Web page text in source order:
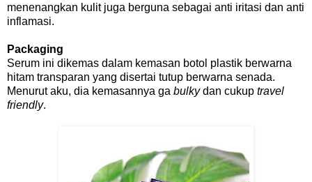
menenangkan kulit juga berguna sebagai anti iritasi dan anti
inflamasi.
Packaging
Serum ini dikemas dalam kemasan botol plastik berwarna
hitam transparan yang disertai tutup berwarna senada.
Menurut aku, dia kemasannya ga bulkydan cukup travel
friendly.